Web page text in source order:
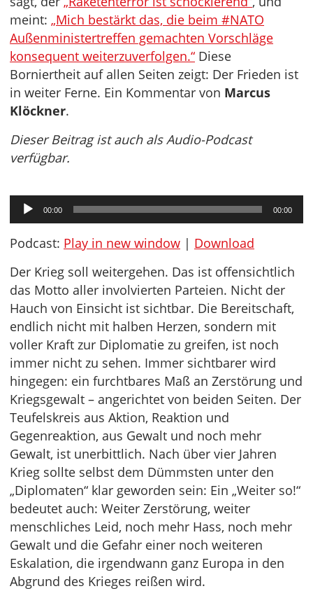
meint: „Mich bestärkt das, die beim #NATO
Außenministertreffen gemachten Vorschläge
konsequent weiterzuverfolgen.“ Diese
Borniertheit auf allen Seiten zeigt: Der Frieden ist
in weiter Ferne. Ein Kommentar von Marcus
Klöckner.
Dieser Beitrag ist auch als Audio-Podcast
verfügbar.
Audio-
Player
00:00 00:00
Podcast: Play in new window | Download
Der Krieg soll weitergehen. Das ist offensichtlich
das Motto aller involvierten Parteien. Nicht der
Hauch von Einsicht ist sichtbar. Die Bereitschaft,
endlich nicht mit halben Herzen, sondern mit
voller Kraft zur Diplomatie zu greifen, ist noch
immer nicht zu sehen. Immer sichtbarer wird
hingegen: ein furchtbares Maß an Zerstörung und
Kriegsgewalt – angerichtet von beiden Seiten. Der
Teufelskreis aus Aktion, Reaktion und
Gegenreaktion, aus Gewalt und noch mehr
Gewalt, ist unerbittlich. Nach über vier Jahren
Krieg sollte selbst dem Dümmsten unter den
„Diplomaten“ klar geworden sein: Ein „Weiter so!“
bedeutet auch: Weiter Zerstörung, weiter
menschliches Leid, noch mehr Hass, noch mehr
Gewalt und die Gefahr einer noch weiteren
Eskalation, die irgendwann ganz Europa in den
Abgrund des Krieges reißen wird.